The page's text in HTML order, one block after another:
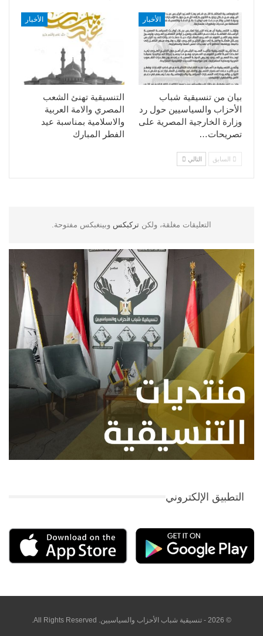
الأخبار
التنسيقية تهنئ الشعب
المصري والامة العربية
والاسلامية بمناسبة عيد
الفطر المبارك
الأخبار
بيان من تنسيقية شباب
الأحزاب والسياسيين حول رد
وزارة الخارجية المصرية على
تصريحات…
السابق التالي
التعليقات مغلقة، ولكن تركبكس وبينغبكس مفتوحة.
التطبيق الإلكتروني
© 2026 - تنسيقية شباب الأحزاب والسياسيين. All Rights Reserved.